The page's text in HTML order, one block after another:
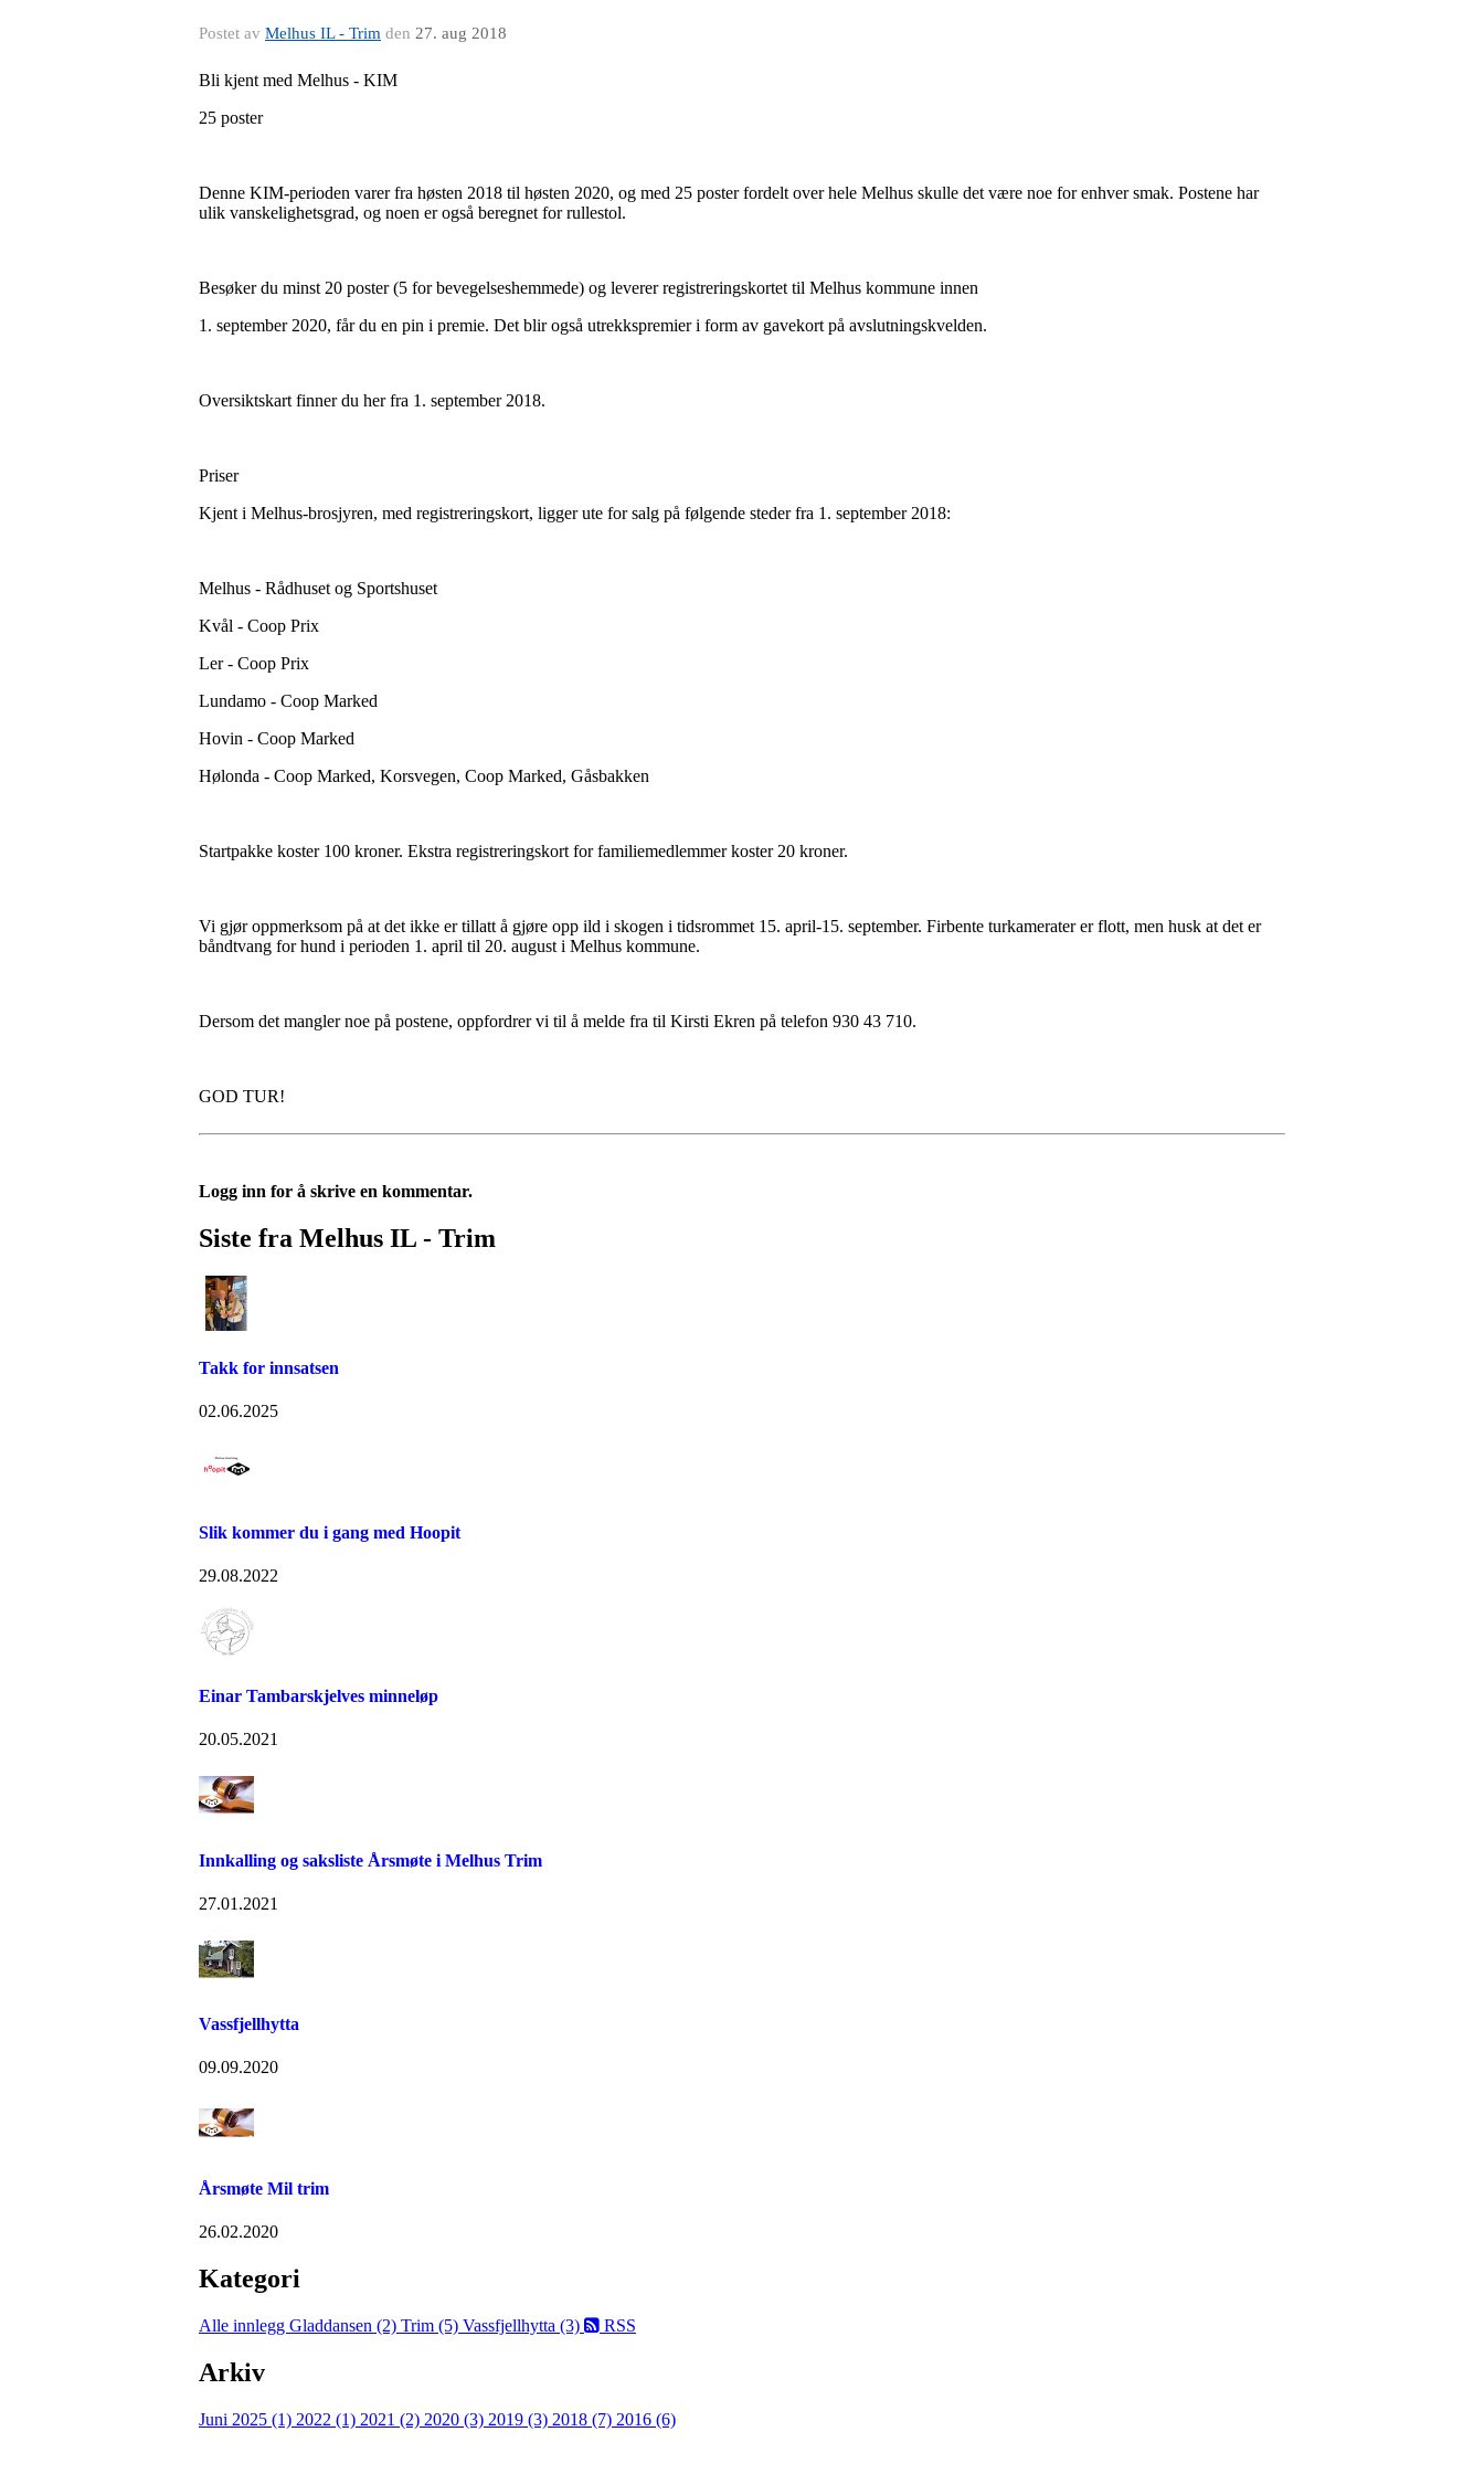
Postet av Melhus IL - Trim den 27. aug 2018
Bli kjent med Melhus - KIM
25 poster
Denne KIM-perioden varer fra høsten 2018 til høsten 2020, og med 25 poster fordelt over hele Melhus skulle det være noe for enhver smak. Postene har
ulik vanskelighetsgrad, og noen er også beregnet for rullestol.
Besøker du minst 20 poster (5 for bevegelseshemmede) og leverer registreringskortet til Melhus kommune innen
1. september 2020, får du en pin i premie. Det blir også utrekkspremier i form av gavekort på avslutningskvelden.
Oversiktskart finner du her fra 1. september 2018.
Priser
Kjent i Melhus-brosjyren, med registreringskort, ligger ute for salg på følgende steder fra 1. september 2018:
Melhus - Rådhuset og Sportshuset
Kvål - Coop Prix
Ler - Coop Prix
Lundamo - Coop Marked
Hovin - Coop Marked
Hølonda - Coop Marked, Korsvegen, Coop Marked, Gåsbakken
Startpakke koster 100 kroner. Ekstra registreringskort for familiemedlemmer koster 20 kroner.
Vi gjør oppmerksom på at det ikke er tillatt å gjøre opp ild i skogen i tidsrommet 15. april-15. september. Firbente turkamerater er flott, men husk at det er
båndtvang for hund i perioden 1. april til 20. august i Melhus kommune.
Dersom det mangler noe på postene, oppfordrer vi til å melde fra til Kirsti Ekren på telefon 930 43 710.
GOD TUR!
Logg inn for å skrive en kommentar.
Siste fra Melhus IL - Trim
Takk for innsatsen
02.06.2025
Slik kommer du i gang med Hoopit
29.08.2022
Einar Tambarskjelves minneløp
20.05.2021
Innkalling og saksliste Årsmøte i Melhus Trim
27.01.2021
Vassfjellhytta
09.09.2020
Årsmøte Mil trim
26.02.2020
Kategori
Alle innlegg Gladdansen (2) Trim (5) Vassfjellhytta (3) RSS
Arkiv
Juni 2025 (1) 2022 (1) 2021 (2) 2020 (3) 2019 (3) 2018 (7) 2016 (6)